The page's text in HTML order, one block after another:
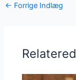
← Forrige Indlæg